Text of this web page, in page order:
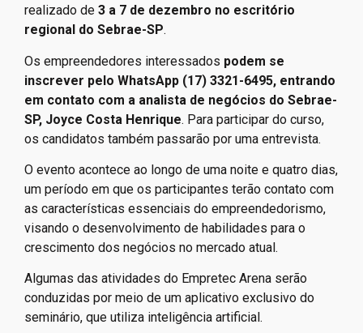
realizado de 3 a 7 de dezembro no escritório
regional do Sebrae-SP.
Os empreendedores interessados podem se
inscrever pelo WhatsApp (17) 3321-6495, entrando
em contato com a analista de negócios do Sebrae-
SP, Joyce Costa Henrique. Para participar do curso,
os candidatos também passarão por uma entrevista.
O evento acontece ao longo de uma noite e quatro dias,
um período em que os participantes terão contato com
as características essenciais do empreendedorismo,
visando o desenvolvimento de habilidades para o
crescimento dos negócios no mercado atual.
Algumas das atividades do Empretec Arena serão
conduzidas por meio de um aplicativo exclusivo do
seminário, que utiliza inteligência artificial.